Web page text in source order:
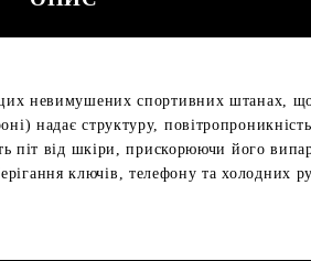
невимушених спортивних штанах,
надає структуру,
піт від шкіри, прискорюючи його
ключів, телефону та холодних